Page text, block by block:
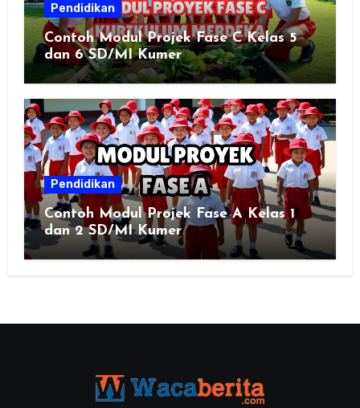
Pendidikan
Contoh Modul Projek Fase C Kelas 5
dan 6 SD/MI Kumer
Pendidikan
Contoh Modul Projek Fase A Kelas 1
dan 2 SD/MI Kumer